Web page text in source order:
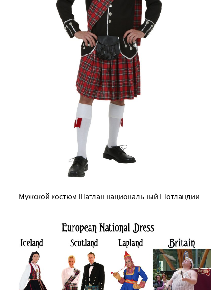
Мужской костюм Шатлан национальный Шотландии